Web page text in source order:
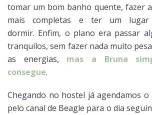
tomar um bom banho quente, fazer
mais completas e ter um
dormir. Enfim, o plano era passar
tranquilos, sem fazer nada muito
as energias, mas a Bruna
consegue.
Chegando no hostel já agendamos o
pelo canal de Beagle para o dia